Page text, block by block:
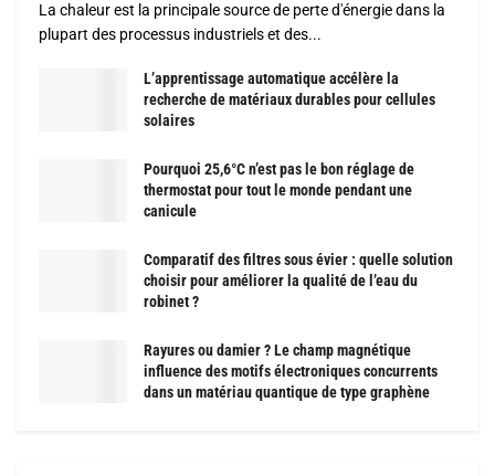
La chaleur est la principale source de perte d'énergie dans la
plupart des processus industriels et des...
L’apprentissage automatique accélère la
recherche de matériaux durables pour cellules
solaires
Pourquoi 25,6°C n’est pas le bon réglage de
thermostat pour tout le monde pendant une
canicule
Comparatif des filtres sous évier : quelle solution
choisir pour améliorer la qualité de l’eau du
robinet ?
Rayures ou damier ? Le champ magnétique
influence des motifs électroniques concurrents
dans un matériau quantique de type graphène